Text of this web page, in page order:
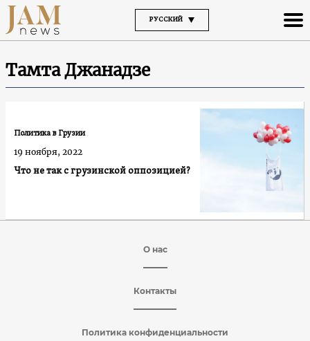
РУССКИЙ
Тамта Джанадзе
Что не так с грузинской оппозицией?
Политика в Грузии
19 ноября, 2022
О нас
Контакты
Политика конфиденциальности